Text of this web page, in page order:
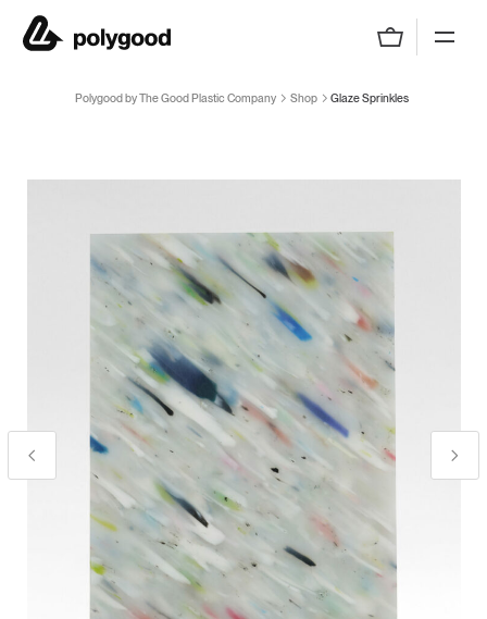
Polygood by The Good Plastic Company
Polygood by The Good Plastic Company Shop Glaze Sprinkles